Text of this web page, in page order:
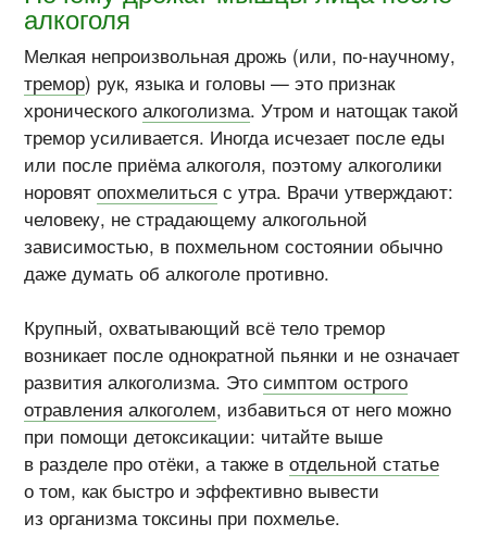
алкоголя
Мелкая непроизвольная дрожь (или, по-научному,
тремор) рук, языка и головы — это признак
хроническогоалкоголизма. Утром и натощак такой
тремор усиливается. Иногда исчезает после еды
или после приёма алкоголя, поэтому алкоголики
норовятопохмелиться с утра. Врачи утверждают:
человеку, не страдающему алкогольной
зависимостью, в похмельном состоянии обычно
даже думать об алкоголе противно.
Крупный, охватывающий всё тело тремор
возникает после однократной пьянки и не означает
развития алкоголизма. Этосимптом острого
отравления алкоголем, избавиться от него можно
при помощи детоксикации: читайте выше
в разделе про отёки, а также вотдельной статье
о том, как быстро и эффективно вывести
из организма токсины при похмелье.